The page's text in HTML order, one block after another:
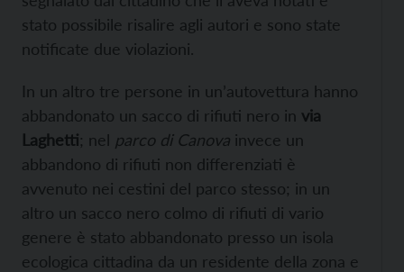
stato possibile risalire agli autori e sono state
notificate due violazioni.
In un altro tre persone in un’autovettura hanno
abbandonato un sacco di rifiuti nero in via
Laghetti; nel parco di Canova invece un
abbandono di rifiuti non differenziati è
avvenuto nei cestini del parco stesso; in un
altro un sacco nero colmo di rifiuti di vario
genere è stato abbandonato presso un isola
ecologica cittadina da un residente della zona e